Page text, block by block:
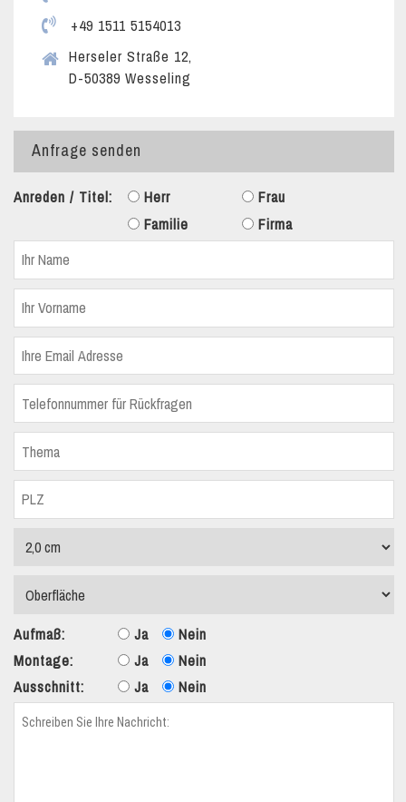
+49 1511 5154013
Herseler Straße 12,
D-50389 Wesseling
Anfrage senden
Anreden / Titel: Herr
Frau
Familie
Firma
Aufmaß: Ja
Nein
Montage:
Ja
Nein
Ausschnitt:
Ja Nein